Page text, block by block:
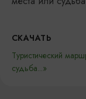
СКАЧАТЬ
Туристический
судьба...»